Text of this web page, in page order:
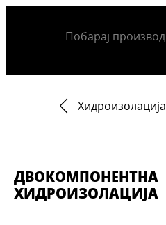
Хидроизолација
ДВОКОМПОНЕНТНА
ХИДРОИЗОЛАЦИЈА